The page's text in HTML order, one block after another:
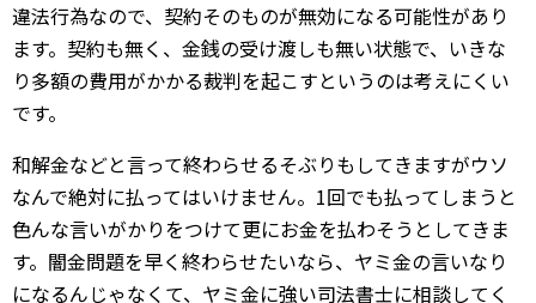
違法行為なので、契約そのものが無効になる可能性があり
ます。契約も無く、金銭の受け渡しも無い状態で、いきな
り多額の費用がかかる裁判を起こすというのは考えにくい
です。
和解金などと言って終わらせるそぶりもしてきますがウソ
なんで絶対に払ってはいけません。1回でも払ってしまうと
色んな言いがかりをつけて更にお金を払わそうとしてきま
す。闇金問題を早く終わらせたいなら、ヤミ金の言いなり
になるんじゃなくて、ヤミ金に強い司法書士に相談してく